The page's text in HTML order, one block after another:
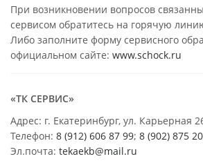
При возникновении вопросов
сервисом обратитесь на горячую
Либо заполните форму сервисного
официальном сайте: www.schock.ru
«ТК СЕРВИС»
Адрес: г. Екатеринбург, ул. Карьерная
Телефон: 8 (912) 606 87 99; 8 (902) 875 20
Эл.почта: tekaekb@mail.ru